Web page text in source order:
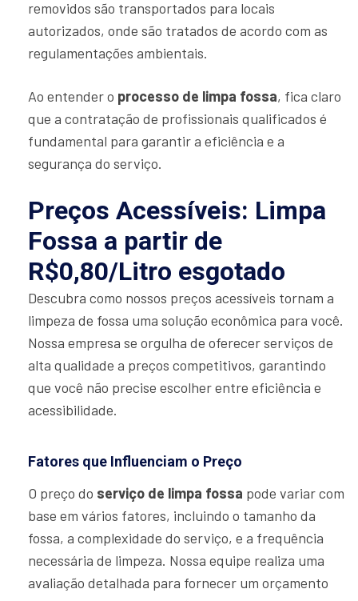
removidos são transportados para locais
autorizados, onde são tratados de acordo com as
regulamentações ambientais.
Ao entender o processo de limpa fossa, fica claro
que a contratação de profissionais qualificados é
fundamental para garantir a eficiência e a
segurança do serviço.
Preços Acessíveis: Limpa
Fossa a partir de
R$0,80/Litro esgotado
Descubra como nossos preços acessíveis tornam a
limpeza de fossa uma solução econômica para você.
Nossa empresa se orgulha de oferecer serviços de
alta qualidade a preços competitivos, garantindo
que você não precise escolher entre eficiência e
acessibilidade.
Fatores que Influenciam o Preço
O preço do serviço de limpa fossa pode variar com
base em vários fatores, incluindo o tamanho da
fossa, a complexidade do serviço, e a frequência
necessária de limpeza. Nossa equipe realiza uma
avaliação detalhada para fornecer um orçamento